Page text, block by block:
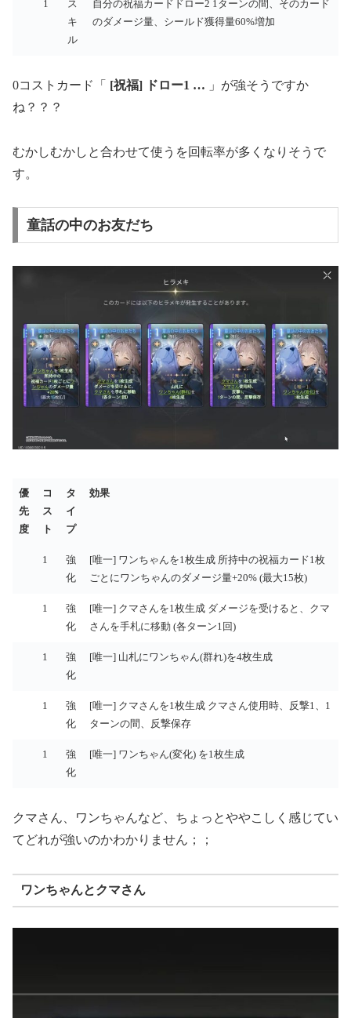
1
ス
キ
ル
自分の祝福カードドロー2 1ターンの間、そのカード
のダメージ量、シールド獲得量60%増加
0コストカード「 [祝福] ドロー1 … 」が強そうですか
ね？？？
むかしむかしと合わせて使うを回転率が多くなりそうで
す。
童話の中のお友だち
優
先
度
コ
ス
ト
タ
イ
プ
効果
コ
タ
イ
効果
1
強
化
[唯一] ワンちゃんを1枚生成 所持中の祝福カード1枚
ごとにワンちゃんのダメージ量+20% (最大15枚)
1
強
化
[唯一] クマさんを1枚生成 ダメージを受けると、クマ
さんを手札に移動 (各ターン1回)
1
強
化
[唯一] 山札にワンちゃん(群れ)を4枚生成
1
強
化
[唯一] クマさんを1枚生成 クマさん使用時、反撃1、1
ターンの間、反撃保存
1
強
化
[唯一] ワンちゃん(変化) を1枚生成
クマさん、ワンちゃんなど、ちょっとややこしく感じてい
てどれが強いのかわかりません；；
ワンちゃんとクマさん